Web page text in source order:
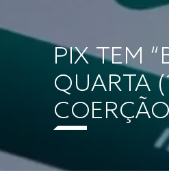
PIX TEM
QUARTA
COERÇÃO